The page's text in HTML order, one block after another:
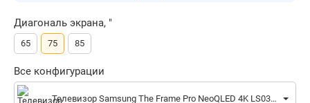
Диагональ экрана, "
65 75 85
Все конфигурации
Телевизор Samsung The Frame Pro NeoQLED 4K LS03FW QE75LS03FWUXXU